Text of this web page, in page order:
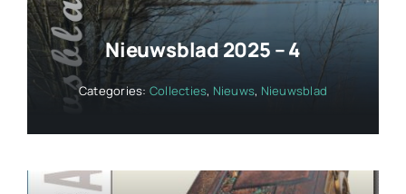
Nieuwsblad 2025 – 4
Categories: Collecties, Nieuws, Nieuwsblad